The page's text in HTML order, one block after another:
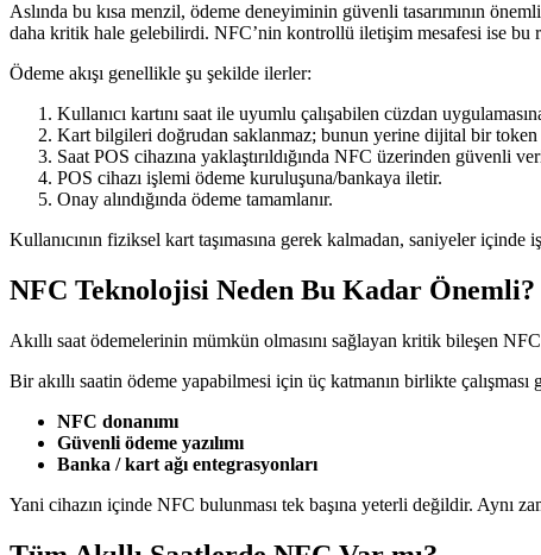
Aslında bu kısa menzil, ödeme deneyiminin güvenli tasarımının
daha kritik hale gelebilirdi. NFC’nin kontrollü iletişim mesafesi ise bu
Ödeme akışı genellikle şu şekilde ilerler:
Kullanıcı kartını saat ile uyumlu çalışabilen cüzdan
Kart bilgileri doğrudan saklanmaz; bunun yerine dijital bir token
Saat POS cihazına yaklaştırıldığında NFC üzerinden güvenli
POS cihazı işlemi ödeme kuruluşuna/bankaya iletir.
Onay alındığında ödeme tamamlanır.
Kullanıcının fiziksel kart taşımasına gerek kalmadan, saniyeler içinde
NFC Teknolojisi Neden Bu Kadar Önemli?
Akıllı saat ödemelerinin mümkün olmasını sağlayan kritik bileşen
Bir akıllı saatin ödeme yapabilmesi için üç katmanın birlikte çalışması
NFC donanımı
Güvenli ödeme yazılımı
Banka / kart ağı entegrasyonları
Yani cihazın içinde NFC bulunması tek başına yeterli değildir. Aynı